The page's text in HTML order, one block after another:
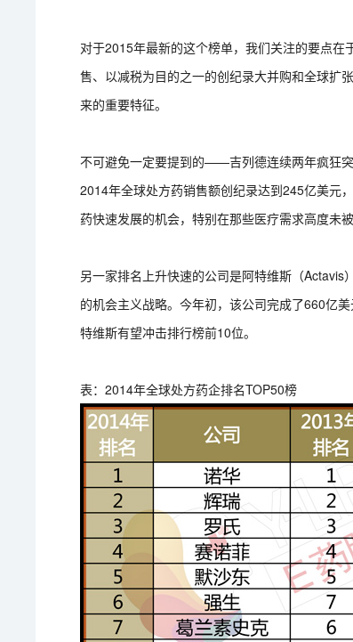
对于2015年最新的这个榜单，我们关注的要点
售、以减税为目的之一的创纪录大并购和全球扩
来的重要特征。
不可避免一定要提到的——吉列德连续两年疯狂
2014年全球处方药销售额创纪录达到245亿美元
药快速发展的机会，特别在那些医疗需求高度未被
另一家排名上升快速的公司是阿特维斯（
的机会主义战略。今年初，该公司完成了660亿
特维斯有望冲击排行榜前10位。
表：2014年全球处方药企排名TOP50榜